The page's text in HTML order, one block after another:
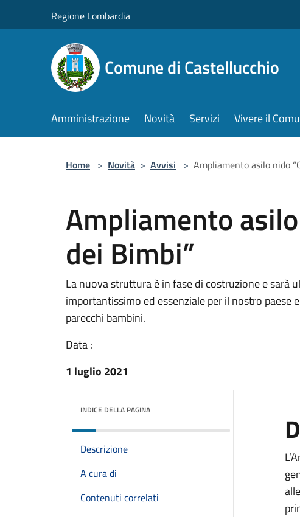
Regione Lombardia
Comune di Castellucchio
Amministrazione Novità Servizi Vivere il
Home > Novità > Avvisi > Ampliamento asilo nido
Ampliamento
dei Bimbi”
La nuova struttura è in fase di costruzione e sarà
importantissimo ed essenziale per il nostro
parecchi bambini.
Data :
1 luglio 2021
INDICE DELLA PAGINA
Descrizione
A cura di
Contenuti correlati